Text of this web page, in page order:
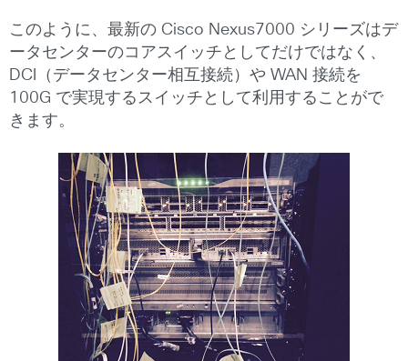
このように、最新の Cisco Nexus7000 シリーズはデ
ータセンターのコアスイッチとしてだけではなく、
DCI（データセンター相互接続）や WAN 接続を
100G で実現するスイッチとして利用することがで
きます。